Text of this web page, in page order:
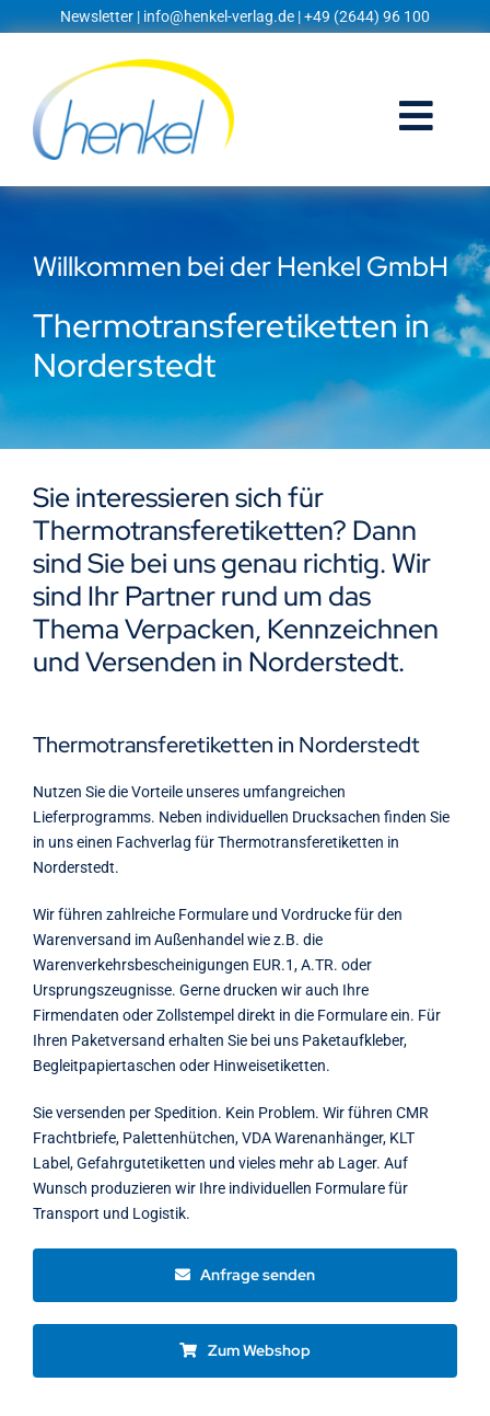
Inhalt
Newsletter | info@henkel-verlag.de | +49 (2644) 96 100
Startseite
Shop
Blog
Prospekte
Techniklexikon
Kontakt
Willkommen bei der Henkel GmbH
Thermotransferetiketten in
Norderstedt
Sie interessieren sich für
Thermotransferetiketten? Dann
sind Sie bei uns genau richtig. Wir
sind Ihr Partner rund um das
Thema Verpacken, Kennzeichnen
und Versenden in Norderstedt.
Thermotransferetiketten in Norderstedt
Nutzen Sie die Vorteile unseres umfangreichen
Lieferprogramms. Neben individuellen Drucksachen finden Sie
in uns einen Fachverlag für Thermotransferetiketten in
Norderstedt.
Wir führen zahlreiche Formulare und Vordrucke für den
Warenversand im Außenhandel wie z.B. die
Warenverkehrsbescheinigungen EUR.1, A.TR. oder
Ursprungszeugnisse. Gerne drucken wir auch Ihre
Firmendaten oder Zollstempel direkt in die Formulare ein. Für
Ihren Paketversand erhalten Sie bei uns Paketaufkleber,
Begleitpapiertaschen oder Hinweisetiketten.
Sie versenden per Spedition. Kein Problem. Wir führen CMR
Frachtbriefe, Palettenhütchen, VDA Warenanhänger, KLT
Label, Gefahrgutetiketten und vieles mehr ab Lager. Auf
Wunsch produzieren wir Ihre individuellen Formulare für
Transport und Logistik.
Anfrage senden
Zum Webshop